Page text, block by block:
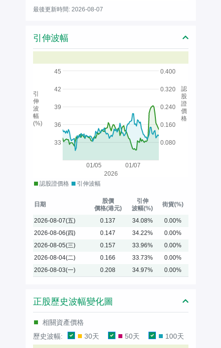
最後更新時間: 2026-08-07
引伸波幅
01/05 01/07
33
36
39
42
45
0.080
0.160
0.240
0.320
0.400
2026
引
伸
波
幅
(%)
認
股
證
價
格
認股證價格 引伸波幅
日期
股價
價格(港元)
引伸
波幅(%)
街貨(%)
2026-08-07(五) 0.137 34.08%
0.00%
2026-08-06(四)
0.147 34.22%
0.00%
2026-08-05(三)
0.157 33.96%
0.00%
2026-08-04(二)
0.166 33.73%
0.00%
2026-08-03(一)
0.208 34.97% 0.00%
正股歷史波幅變化圖
相關資產價格
歷史波幅:
30天 50天 100天